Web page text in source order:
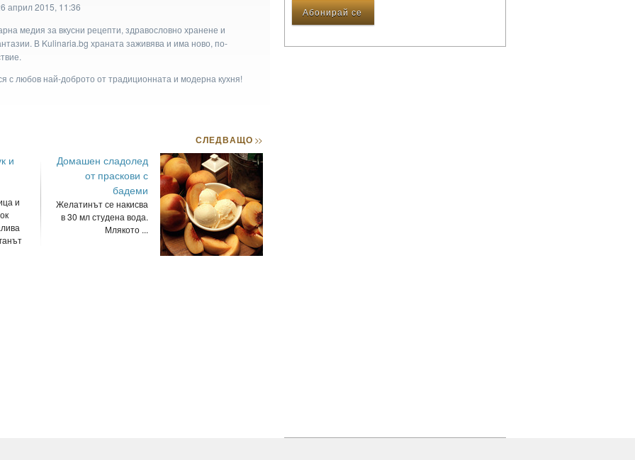
април 2015, 11:36
медия за вкусни рецепти, здравословно хранене и
В Kulinaria.bg храната заживява и има ново, по-
с любов най-доброто от традиционната и модерна кухня!
и
и
СЛЕДВАЩО>>
Домашен сладолед
от праскови с
бадеми
Желатинът се накисва
в 30 мл студена вода.
Млякото ...